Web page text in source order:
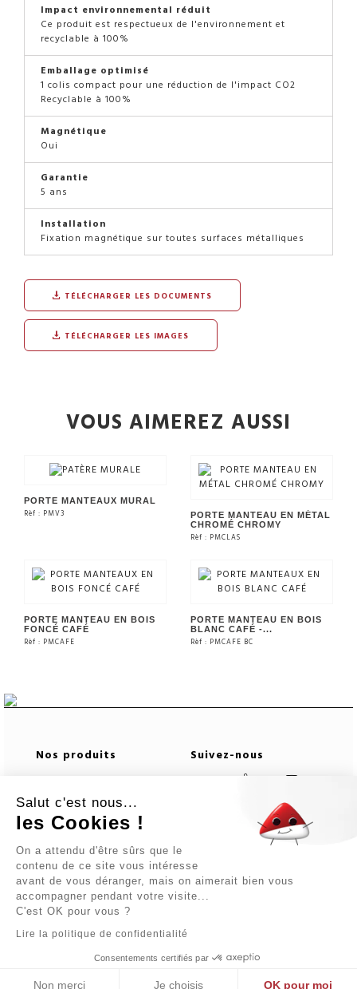
Impact environnemental réduit
Ce produit est respectueux de l'environnement et
recyclable à 100%
Emballage optimisé
1 colis compact pour une réduction de l'impact CO2
Recyclable à 100%
Magnétique
Oui
Garantie
5 ans
Installation
Fixation magnétique sur toutes surfaces métalliques
TÉLÉCHARGER LES DOCUMENTS
TÉLÉCHARGER LES IMAGES
VOUS AIMEREZ AUSSI
VOIR LE PRODUIT
PORTE MANTEAUX MURAL
Rèf : PMV3
VOIR LE PRODUIT
PORTE MANTEAU EN MÉTAL
CHROMÉ CHROMY
Rèf : PMCLAS
PORTE MANTEAU EN BOIS
FONCÉ CAFÉ
Rèf : PMCAFE
PORTE MANTEAU EN BOIS
BLANC CAFÉ -...
Rèf : PMCAFE BC
Nos produits
Télécharger notre
catalogue
Informations logistiques
Suivez-nous
En vous abonnant vous
Salut c'est nous...
les Cookies !
On a attendu d'être sûrs que le
contenu de ce site vous intéresse
avant de vous déranger, mais on aimerait bien vous
accompagner pendant votre visite...
C'est OK pour vous ?
Lire la politique de confidentialité
Consentements certifiés par
Non merci Je choisis OK pour moi